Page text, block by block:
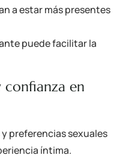
a estar más presentes
puede facilitar la
en
preferencias sexuales
íntima.